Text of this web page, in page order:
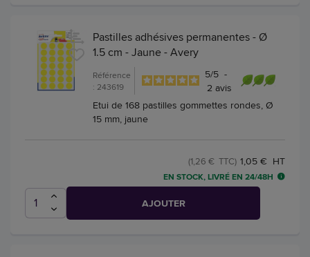
Pastilles adhésives permanentes - Ø
1.5 cm - Jaune - Avery
Référence
: 243619
5/5 -
2 avis
Etui de 168 pastilles gommettes rondes, Ø
15 mm, jaune
1,05 € HT
(1,26 € TTC)
EN STOCK, LIVRÉ EN 24/48H
AJOUTER